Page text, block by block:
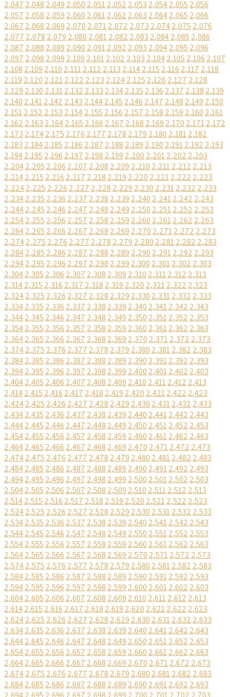
2,047 2,048 2,049 2,050 2,0512,052 2,053 2,0542,055 2,056
2,057 2,058 2,059 2,060 2,0612,062 2,063 2,0642,065 2,066
2,067 2,068 2,069 2,070 2,0712,072 2,073 2,0742,075 2,076
2,077 2,078 2,079 2,080 2,0812,082 2,083 2,0842,085 2,086
2,087 2,088 2,089 2,090 2,0912,092 2,093 2,0942,095 2,096
2,097 2,098 2,099 2,100 2,1012,102 2,103 2,1042,105 2,106 2,107
2,108 2,109 2,110 2,1112,112 2,113 2,1142,115 2,116 2,117 2,118
2,119 2,120 2,1212,122 2,123 2,1242,125 2,126 2,127 2,128
2,129 2,130 2,1312,132 2,133 2,1342,135 2,136 2,137 2,138 2,139
2,140 2,1412,142 2,143 2,1442,145 2,146 2,147 2,148 2,149 2,150
2,1512,152 2,153 2,1542,155 2,156 2,157 2,158 2,159 2,160 2,161
2,162 2,163 2,1642,165 2,166 2,167 2,168 2,169 2,170 2,1712,172
2,173 2,1742,175 2,176 2,177 2,178 2,179 2,180 2,1812,182
2,183 2,1842,185 2,186 2,187 2,188 2,189 2,190 2,1912,192 2,193
2,1942,195 2,196 2,197 2,198 2,199 2,200 2,2012,202 2,203
2,2042,205 2,206 2,207 2,208 2,209 2,210 2,2112,212 2,213
2,2142,215 2,216 2,217 2,218 2,219 2,220 2,2212,222 2,223
2,2242,225 2,226 2,227 2,228 2,229 2,230 2,2312,232 2,233
2,2342,235 2,236 2,237 2,238 2,239 2,240 2,2412,242 2,243
2,2442,245 2,246 2,247 2,248 2,249 2,250 2,2512,252 2,253
2,2542,255 2,256 2,257 2,258 2,259 2,260 2,2612,262 2,263
2,2642,265 2,266 2,267 2,268 2,269 2,270 2,2712,272 2,273
2,2742,275 2,276 2,277 2,278 2,279 2,280 2,2812,282 2,283
2,2842,285 2,286 2,287 2,288 2,289 2,290 2,2912,292 2,293
2,2942,295 2,296 2,297 2,298 2,299 2,300 2,3012,302 2,303
2,3042,305 2,306 2,307 2,308 2,309 2,310 2,3112,312 2,313
2,3142,315 2,316 2,317 2,318 2,319 2,320 2,3212,322 2,323
2,3242,325 2,326 2,327 2,328 2,329 2,330 2,3312,332 2,333
2,3342,335 2,336 2,337 2,338 2,339 2,340 2,3412,342 2,343
2,3442,345 2,346 2,347 2,348 2,349 2,350 2,3512,352 2,353
2,3542,355 2,356 2,357 2,358 2,359 2,360 2,3612,362 2,363
2,3642,365 2,366 2,367 2,368 2,369 2,370 2,3712,372 2,373
2,3742,375 2,376 2,377 2,378 2,379 2,380 2,3812,382 2,383
2,3842,385 2,386 2,387 2,388 2,389 2,390 2,3912,392 2,393
2,3942,395 2,396 2,397 2,398 2,399 2,400 2,4012,402 2,403
2,4042,405 2,406 2,407 2,408 2,409 2,410 2,4112,412 2,413
2,4142,415 2,416 2,417 2,418 2,419 2,420 2,4212,422 2,423
2,4242,425 2,426 2,427 2,428 2,429 2,430 2,4312,432 2,433
2,4342,435 2,436 2,437 2,438 2,439 2,440 2,4412,442 2,443
2,4442,445 2,446 2,447 2,448 2,449 2,450 2,4512,452 2,453
2,4542,455 2,456 2,457 2,458 2,459 2,460 2,4612,462 2,463
2,4642,465 2,466 2,467 2,468 2,469 2,470 2,4712,472 2,473
2,4742,475 2,476 2,477 2,478 2,479 2,480 2,4812,482 2,483
2,4842,485 2,486 2,487 2,488 2,489 2,490 2,4912,492 2,493
2,4942,495 2,496 2,497 2,498 2,499 2,500 2,5012,502 2,503
2,5042,505 2,506 2,507 2,508 2,509 2,510 2,5112,512 2,513
2,5142,515 2,516 2,517 2,518 2,519 2,520 2,5212,522 2,523
2,5242,525 2,526 2,527 2,528 2,529 2,530 2,5312,532 2,533
2,5342,535 2,536 2,537 2,538 2,539 2,540 2,5412,542 2,543
2,5442,545 2,546 2,547 2,548 2,549 2,550 2,5512,552 2,553
2,5542,555 2,556 2,557 2,558 2,559 2,560 2,5612,562 2,563
2,5642,565 2,566 2,567 2,568 2,569 2,570 2,5712,572 2,573
2,5742,575 2,576 2,577 2,578 2,579 2,580 2,5812,582 2,583
2,5842,585 2,586 2,587 2,588 2,589 2,590 2,5912,592 2,593
2,5942,595 2,596 2,597 2,598 2,599 2,600 2,6012,602 2,603
2,6042,605 2,606 2,607 2,608 2,609 2,610 2,6112,612 2,613
2,6142,615 2,616 2,617 2,618 2,619 2,620 2,6212,622 2,623
2,6242,625 2,626 2,627 2,628 2,629 2,630 2,6312,632 2,633
2,6342,635 2,636 2,637 2,638 2,639 2,640 2,6412,642 2,643
2,6442,645 2,646 2,647 2,648 2,649 2,650 2,6512,652 2,653
2,6542,655 2,656 2,657 2,658 2,659 2,660 2,6612,662 2,663
2,6642,665 2,666 2,667 2,668 2,669 2,670 2,6712,672 2,673
2,6742,675 2,676 2,677 2,678 2,679 2,680 2,6812,682 2,683
2,6842,685 2,686 2,687 2,688 2,689 2,690 2,6912,692 2,693